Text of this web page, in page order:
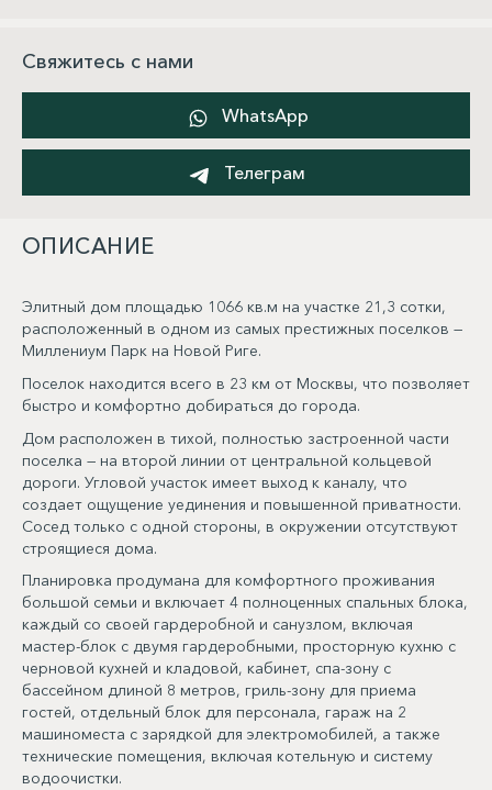
Свяжитесь с нами
WhatsApp
Телеграм
ОПИСАНИЕ
Элитный дом площадью 1066 кв.м на участке 21,3 сотки,
расположенный в одном из самых престижных поселков —
Миллениум Парк на Новой Риге.
Поселок находится всего в 23 км от Москвы, что позволяет
быстро и комфортно добираться до города.
Дом расположен в тихой, полностью застроенной части
поселка — на второй линии от центральной кольцевой
дороги. Угловой участок имеет выход к каналу, что
создает ощущение уединения и повышенной приватности.
Сосед только с одной стороны, в окружении отсутствуют
строящиеся дома.
Планировка продумана для комфортного проживания
большой семьи и включает 4 полноценных спальных блока,
каждый со своей гардеробной и санузлом, включая
мастер-блок с двумя гардеробными, просторную кухню с
черновой кухней и кладовой, кабинет, спа-зону с
бассейном длиной 8 метров, гриль-зону для приема
гостей, отдельный блок для персонала, гараж на 2
машиноместа с зарядкой для электромобилей, а также
технические помещения, включая котельную и систему
водоочистки.